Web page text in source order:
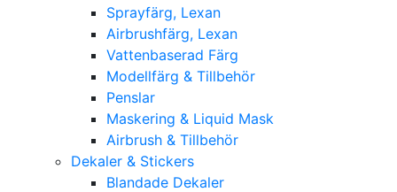
Sprayfärg, Lexan
Airbrushfärg, Lexan
Vattenbaserad Färg
Modellfärg & Tillbehör
Penslar
Maskering & Liquid Mask
Airbrush & Tillbehör
Dekaler & Stickers
Blandade Dekaler